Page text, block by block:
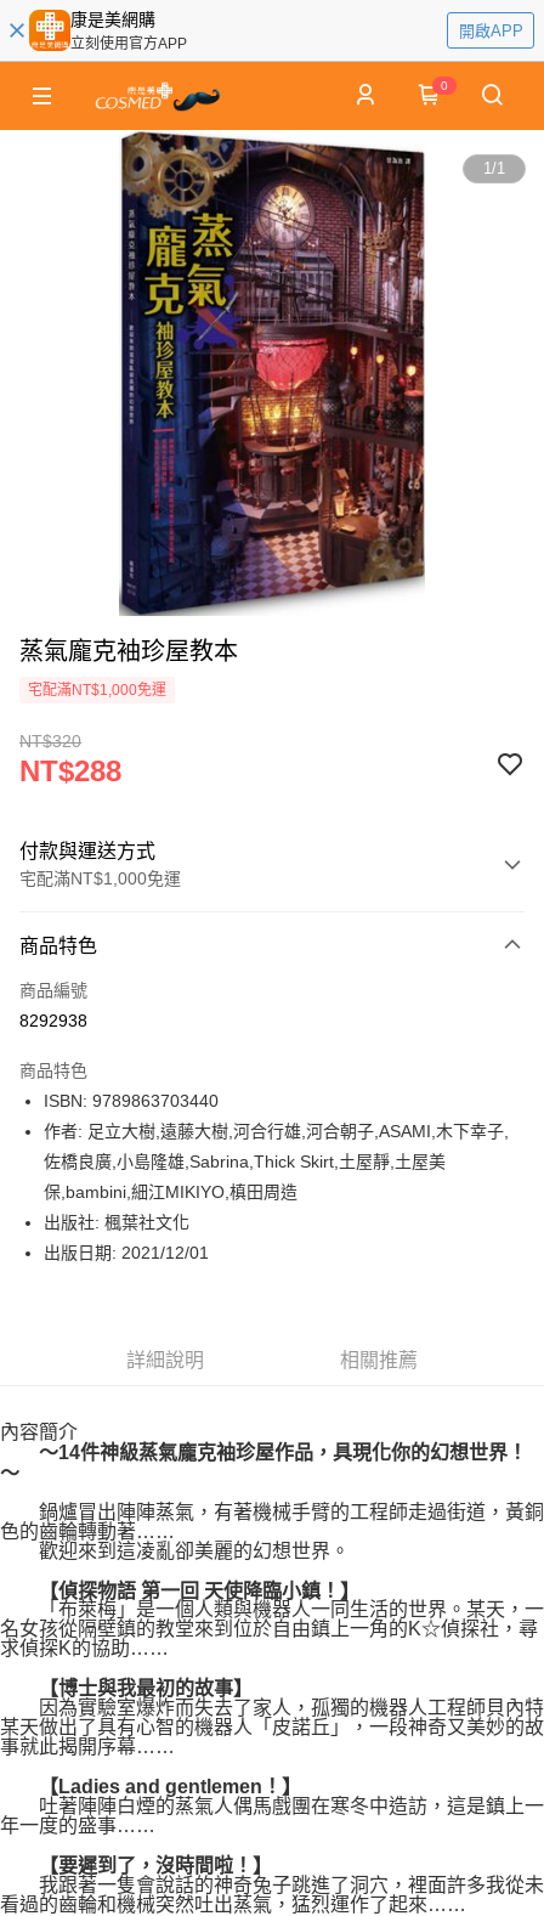
康是美網購
立刻使用官方APP
開啟APP
0
1/1
蒸氣龐克袖珍屋教本
宅配滿NT$1,000免運
NT$320
NT$288
付款與運送方式
宅配滿NT$1,000免運
icash Pay
信用卡一次付款
LINE Pay
Apple Pay
街口支付
悠遊付
博客來商品配送方式
商品特色
商品編號
8292938
商品特色
ISBN: 9789863703440
作者: 足立大樹,遠藤大樹,河合行雄,河合朝子,ASAMI,木下幸子,
佐橋良廣,小島隆雄,Sabrina,Thick Skirt,土屋靜,土屋美
保,bambini,細江MIKIYO,槙田周造
出版社: 楓葉社文化
出版日期: 2021/12/01
詳細說明 相關推薦
內容簡介
～14件神級蒸氣龐克袖珍屋作品，具現化你的幻想世界！
～
鍋爐冒出陣陣蒸氣，有著機械手臂的工程師走過街道，黃銅
色的齒輪轉動著……
歡迎來到這凌亂卻美麗的幻想世界。
【偵探物語 第一回 天使降臨小鎮！】
「布萊梅」是一個人類與機器人一同生活的世界。某天，一
名女孩從隔壁鎮的教堂來到位於自由鎮上一角的K☆偵探社，尋
求偵探K的協助……
【博士與我最初的故事】
因為實驗室爆炸而失去了家人，孤獨的機器人工程師貝內特
某天做出了具有心智的機器人「皮諾丘」，一段神奇又美妙的故
事就此揭開序幕……
【Ladies and gentlemen！】
吐著陣陣白煙的蒸氣人偶馬戲團在寒冬中造訪，這是鎮上一
年一度的盛事……
【要遲到了，沒時間啦！】
我跟著一隻會說話的神奇兔子跳進了洞穴，裡面許多我從未
看過的齒輪和機械突然吐出蒸氣，猛烈運作了起來……